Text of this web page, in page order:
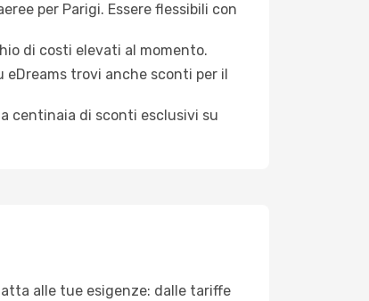
per Parigi. Essere flessibili con
di costi elevati al momento.
eDreams trovi anche sconti per il
centinaia di sconti esclusivi su
alle tue esigenze: dalle tariffe